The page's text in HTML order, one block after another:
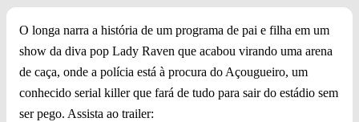
O longa narra a história de um programa de pai e filha em um
show da diva pop Lady Raven que acabou virando uma arena
de caça, onde a polícia está à procura do Açougueiro, um
conhecido serial killer que fará de tudo para sair do estádio sem
ser pego. Assista ao trailer: